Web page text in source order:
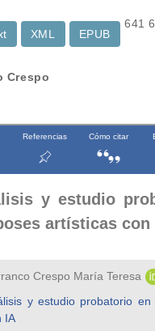
641
XML
EPUB
Crespo